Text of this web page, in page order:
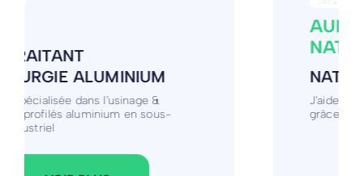
NATUROPATHE
NATUROPHATE
J'aide mes clients à retrouver tonus et vitalité
grâce à la naturopathie.